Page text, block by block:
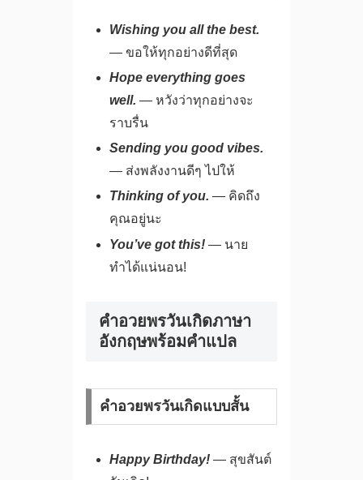
Wishing you all the best.
— ขอให้ทุกอย่างดีที่สุด
Hope everything goes
well. — หวังว่าทุกอย่างจะ
ราบรื่น
Sending you good vibes.
— ส่งพลังงานดีๆ ไปให้
Thinking of you. — คิดถึง
คุณอยู่นะ
You’ve got this!— นาย
ทำได้แน่นอน!
คำอวยพรวันเกิดภาษา
อังกฤษพร้อมคำแปล
คำอวยพรวันเกิดแบบสั้น
Happy Birthday!— สุขสันต์